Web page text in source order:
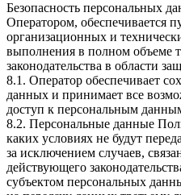
Безопасность персональных
Оператором, обеспечивается
организационных и
выполнения в полном объеме
законодательства в области
8.1. Оператор обеспечивает
данных и принимает все
доступ к персональным
8.2. Персональные данные
каких условиях не будут
за исключением случаев,
действующего
субъектом персональных